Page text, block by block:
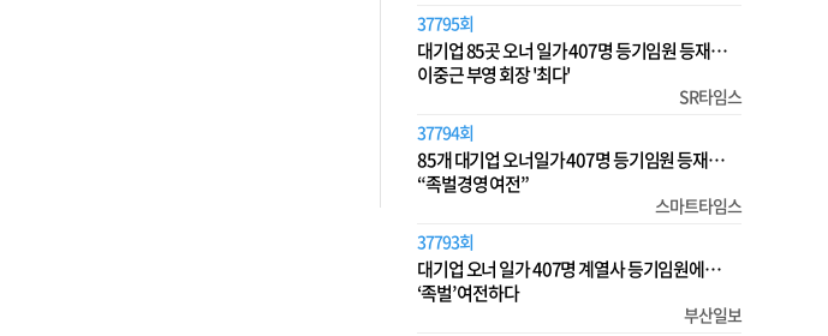
37795회
대기업 85곳 오너 일가 407명 등기임원 등재…
이중근 부영 회장 '최다'
SR타임스
37794회
85개 대기업 오너일가 407명 등기임원 등재…
“족벌경영 여전”
스마트타임스
37793회
대기업 오너 일가 407명 계열사 등기임원에…
‘족벌’ 여전하다
부산일보